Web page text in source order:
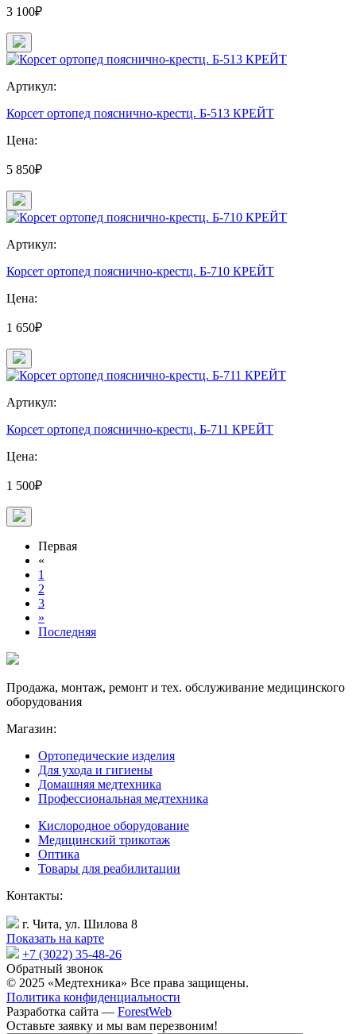
3 100₽
Артикул:
Корсет ортопед пояснично-крестц. Б-513 КРЕЙТ
Цена:
5 850₽
Артикул:
Корсет ортопед пояснично-крестц. Б-710 КРЕЙТ
Цена:
1 650₽
Артикул:
Корсет ортопед пояснично-крестц. Б-711 КРЕЙТ
Цена:
1 500₽
Первая
«
1
2
3
»
Последняя
Продажа, монтаж, ремонт и тех. обслуживание медицинского
оборудования
Магазин:
Ортопедические изделия
Для ухода и гигиены
Домашняя медтехника
Профессиональная медтехника
Кислородное оборудование
Медицинский трикотаж
Оптика
Товары для реабилитации
Контакты:
г. Чита, ул. Шилова 8
Показать на карте
+7 (3022) 35-48-26
Обратный звонок
© 2025 «Медтехника» Все права защищены.
Политика конфиденциальности
Разработка сайта — ForestWeb
Оставьте заявку и мы вам перезвоним!